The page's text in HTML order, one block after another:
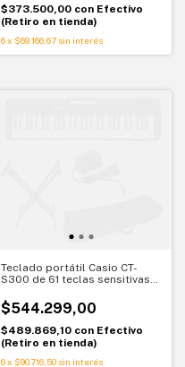
$373.500,00 con Efectivo
(Retiro en tienda)
6 x $69.166,67 sin interés
Teclado portátil Casio CT-
S300 de 61 teclas sensitivas
$544.299,00
$489.869,10 con Efectivo
(Retiro en tienda)
6 x $90.716,50 sin interés